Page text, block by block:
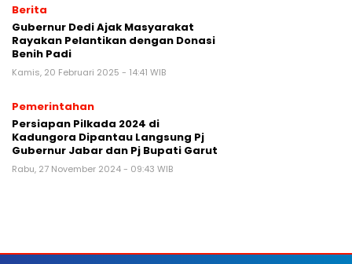
Berita
Gubernur Dedi Ajak Masyarakat
Rayakan Pelantikan dengan Donasi
Benih Padi
Kamis, 20 Februari 2025 - 14:41 WIB
Pemerintahan
Persiapan Pilkada 2024 di
Kadungora Dipantau Langsung Pj
Gubernur Jabar dan Pj Bupati Garut
Rabu, 27 November 2024 - 09:43 WIB